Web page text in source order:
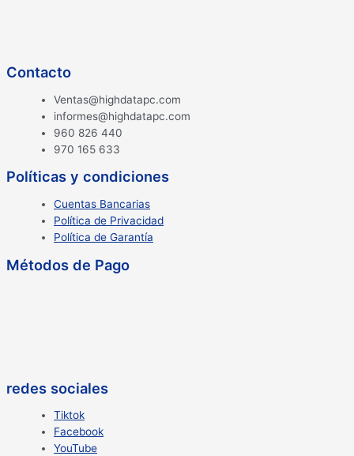
Contacto
Ventas@highdatapc.com
informes@highdatapc.com
960 826 440
970 165 633
Políticas y condiciones
Cuentas Bancarias
Política de Privacidad
Política de Garantía
Métodos de Pago
redes sociales
Tiktok
Facebook
YouTube